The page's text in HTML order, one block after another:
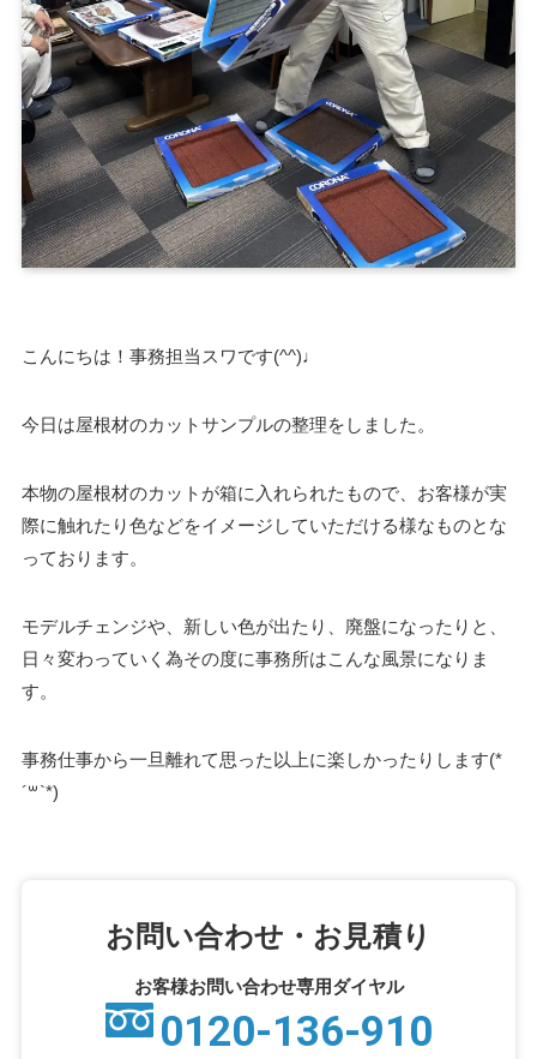
こんにちは！事務担当スワです(^^)♩
今日は屋根材のカットサンプルの整理をしました。
本物の屋根材のカットが箱に入れられたもので、お客様が実
際に触れたり色などをイメージしていただける様なものとな
っております。
モデルチェンジや、新しい色が出たり、廃盤になったりと、
日々変わっていく為その度に事務所はこんな風景になりま
す。
事務仕事から一旦離れて思った以上に楽しかったりします(*
´꒳`*)
お問い合わせ・お見積り
お客様お問い合わせ専用ダイヤル
0120-136-910